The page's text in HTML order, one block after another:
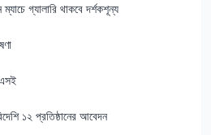
গ্যালারি থাকবে দর্শকশূন্য
১২ প্রতিষ্ঠানের আবেদন